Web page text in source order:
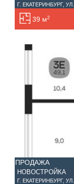
Г. ЕКАТЕРИНБУРГ,
39 м2
ПРОДАЖА
НОВОСТРОЙКА
Г. ЕКАТЕРИНБУРГ,